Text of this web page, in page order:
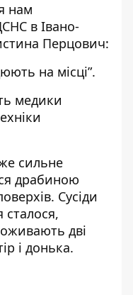
нам
в Івано-
Перцович:
на місці”.
медики
сильне
драбиною
Сусіди
дві
і донька.